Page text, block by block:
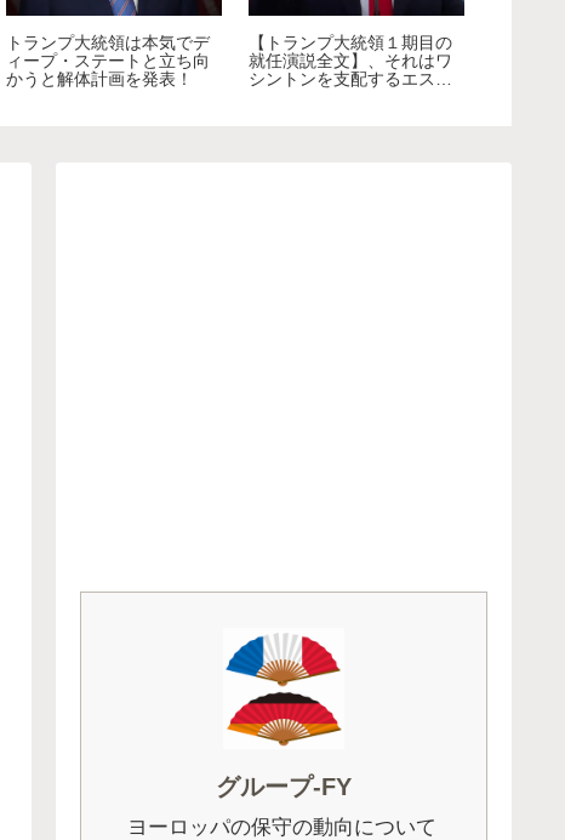
トランプ大統領は本気でデ
ィープ・ステートと立ち向
かうと解体計画を発表！
【トランプ大統領１期目の
就任演説全文】、それはワ
シントンを支配するエスタ
グループ-FY
ヨーロッパの保守の動向について